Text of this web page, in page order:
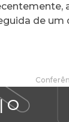
de um
O